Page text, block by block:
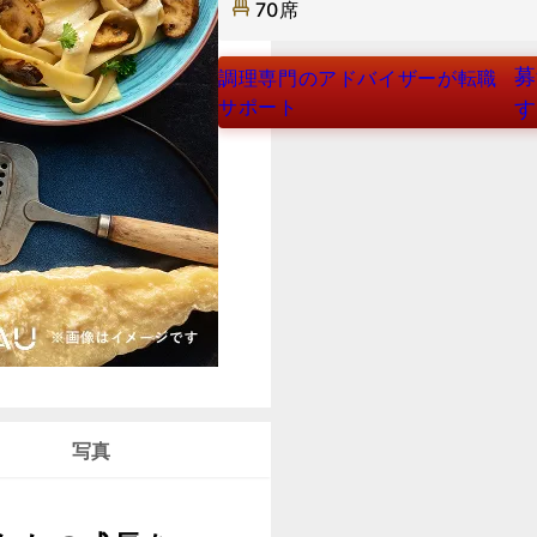
70席
調理専門のアドバイザーが転職
サポート
写真